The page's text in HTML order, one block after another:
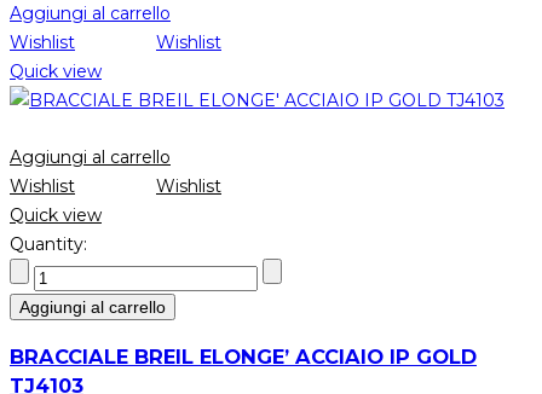
Aggiungi al carrello
Wishlist
Wishlist
Quick view
Aggiungi al carrello
Wishlist
Wishlist
Quick view
Quantity:
Aggiungi al carrello
BRACCIALE BREIL ELONGE’ ACCIAIO IP GOLD
TJ4103